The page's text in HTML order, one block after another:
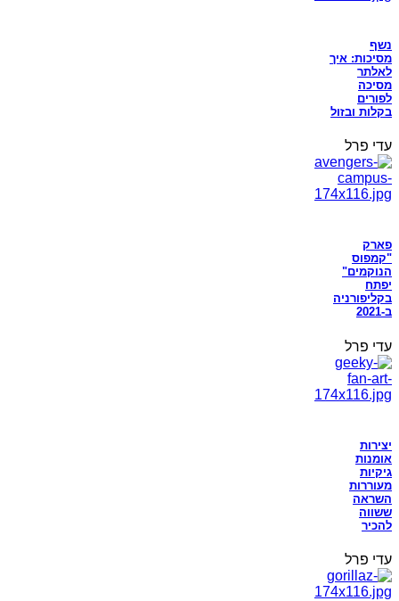
נשף
מסיכות: איך
לאלתר
מסיכה
לפורים
בקלות ובזול
עדי פרל
פארק
"קמפוס
הנוקמים"
יפתח
בקליפורניה
ב-2021
עדי פרל
יצירות
אומנות
גיקיות
מעוררות
השראה
ששווה
להכיר
עדי פרל